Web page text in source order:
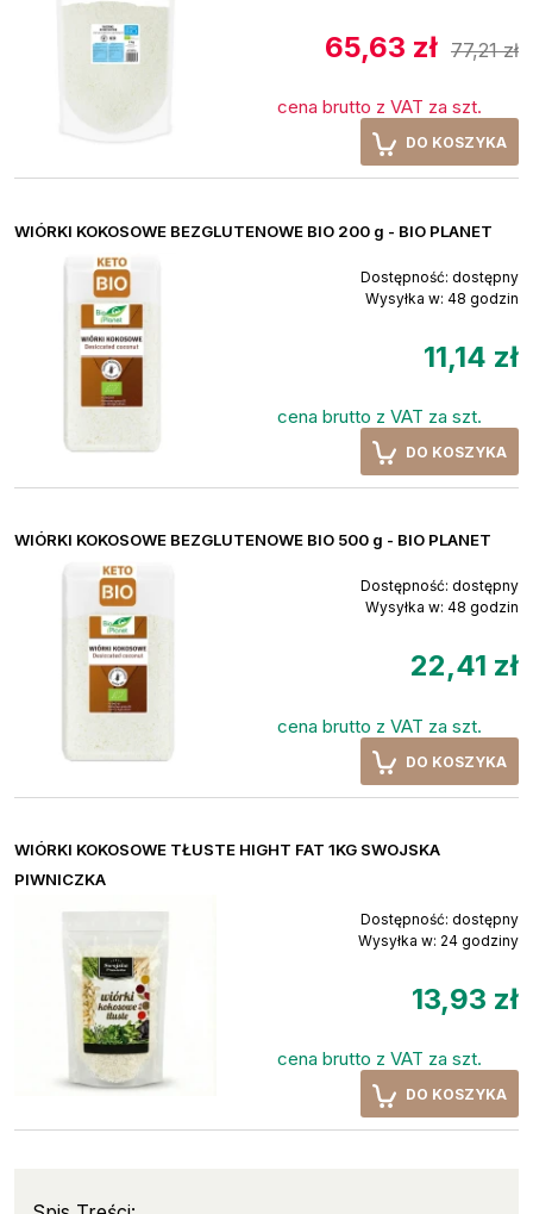
65,63 zł 77,21 zł
cena brutto z VAT za szt.
DO KOSZYKA
WIÓRKI KOKOSOWE BEZGLUTENOWE BIO 200 g - BIO PLANET
Dostępność: dostępny
Wysyłka w: 48 godzin
11,14 zł
cena brutto z VAT za szt.
DO KOSZYKA
WIÓRKI KOKOSOWE BEZGLUTENOWE BIO 500 g - BIO PLANET
Dostępność: dostępny
Wysyłka w: 48 godzin
22,41 zł
cena brutto z VAT za szt.
DO KOSZYKA
WIÓRKI KOKOSOWE TŁUSTE HIGHT FAT 1KG SWOJSKA
PIWNICZKA
Dostępność: dostępny
Wysyłka w: 24 godziny
13,93 zł
cena brutto z VAT za szt.
DO KOSZYKA